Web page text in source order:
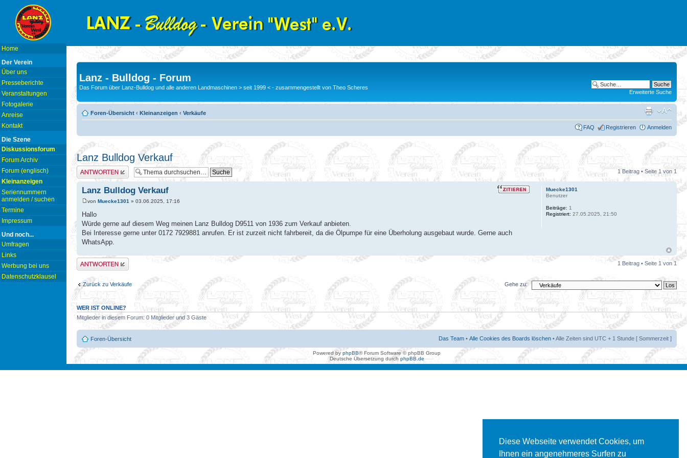
Diese Webseite verwendet Cookies, um
Ihnen ein angenehmeres Surfen zu
Home
Der Verein
Über uns
Presseberichte
Veranstaltungen
Fotogalerie
Anreise
Kontakt
Die Szene
Diskussionsforum
Forum Archiv
Forum (englisch)
Kleinanzeigen
Seriennummern
anmelden / suchen
Termine
Impressum
Und noch...
Umfragen
Links
Werbung bei uns
Datenschutzklausel
Lanz - Bulldog - Forum
Das Forum über Lanz-Bulldog und alle anderen Landmaschinen > seit 1999 < - zusammengestellt von Theo Scheres
Erweiterte Suche
Foren-Übersicht ‹ Kleinanzeigen ‹ Verkäufe
FAQ Registrieren Anmelden
Lanz Bulldog Verkauf
Antwort erstellen 1 Beitrag • Seite 1 von 1
Lanz Bulldog Verkauf
von Muecke1301 » 03.06.2025, 17:16
Hallo
Würde gerne auf diesem Weg meinen Lanz Bulldog D9511 von 1936 zum Verkauf anbieten.
Bei Interesse gerne unter 0172 7929881 anrufen. Er ist zurzeit nicht fahrbereit, da die Ölpumpe für eine Überholung ausgebaut wurde. Gerne auch
WhatsApp.
Muecke1301
Benutzer
Beiträge: 1
Registriert: 27.05.2025, 21:50
Antwort erstellen 1 Beitrag • Seite 1 von1
Zurück zu Verkäufe Gehe zu:
WER IST ONLINE?
Mitglieder in diesem Forum: 0 Mitglieder und 3 Gäste
Foren-Übersicht Das Team • Alle Cookies des Boards löschen • Alle Zeiten sind UTC + 1 Stunde [ Sommerzeit ]
Powered by phpBB® Forum Software © phpBB Group
Deutsche Übersetzung durch phpBB.de